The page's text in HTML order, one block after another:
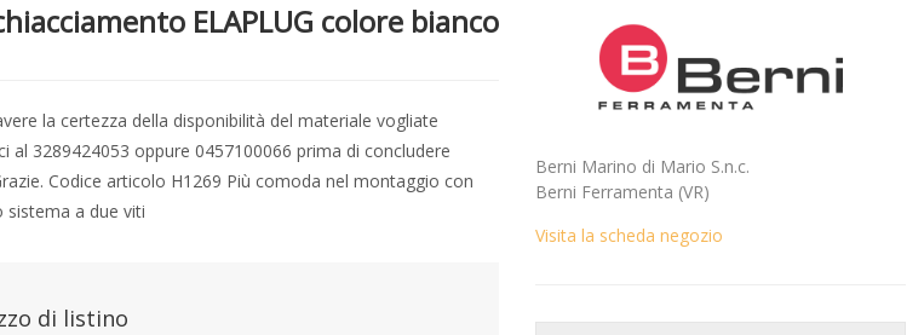
ELAPLUG colore bianco
la certezza della disponibilità del materiale vogliate
al 3289424053 oppure 0457100066 prima di concludere
Codice articolo H1269 Più comoda nel montaggio con
sistema a due viti
di listino
Berni Marino di Mario S.n.c.
Berni Ferramenta (VR)
Visita la scheda negozio